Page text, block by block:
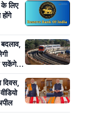
के लिए
सकेंगे
दिवस,